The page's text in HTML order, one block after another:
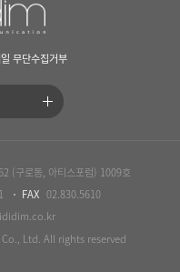
무단수집거부
(구로동, 아티스포럼) 1009호
FAX 02.830.5610
Ltd. All rights reserved